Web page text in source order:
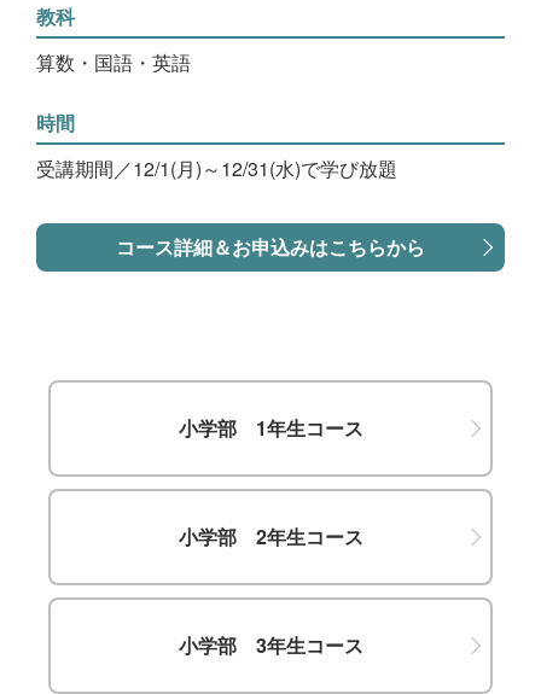
教科
算数・国語・英語
時間
受講期間／12/1(月)～12/31(水)で学び放題
コース詳細＆お申込みはこちらから
小学部 1年生コース
小学部 2年生コース
小学部 3年生コース